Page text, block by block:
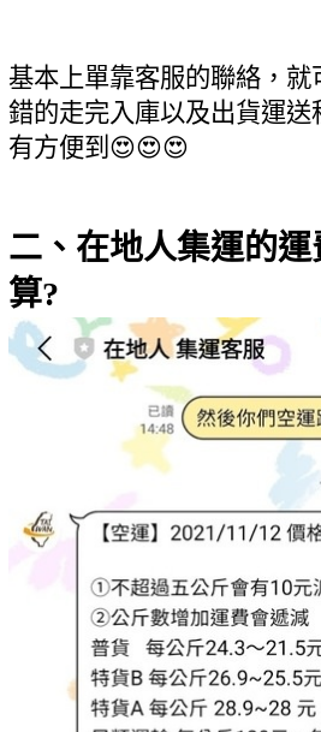
基本上單靠客服的聯絡，就
錯的走完入庫以及出貨運送
有方便到😍😍😍
二、在地人集運的
算?